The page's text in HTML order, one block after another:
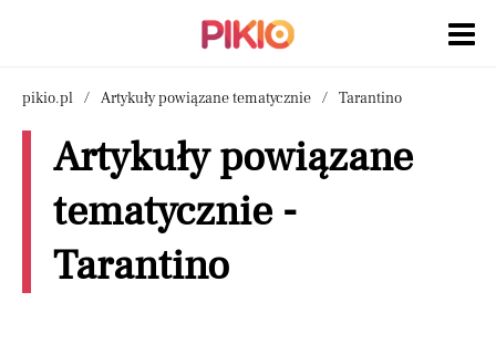
pikio.pl Artykuły powiązane tematycznie Tarantino
Artykuły powiązane
tematycznie -
Tarantino